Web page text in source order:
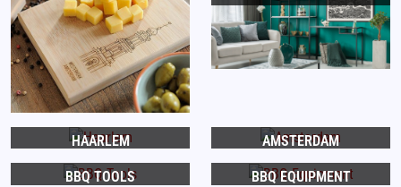
HAARLEM AMSTERDAM
BBQ TOOLS BBQ EQUIPMENT